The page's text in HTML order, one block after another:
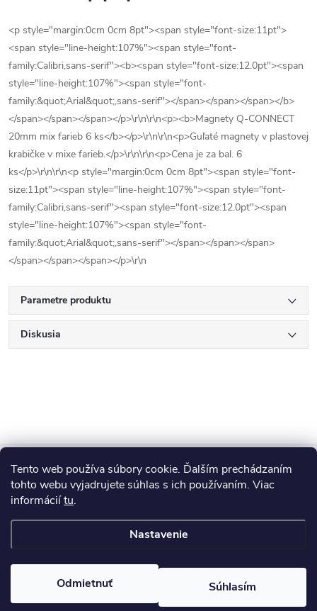
Tento web používa súbory cookie. Ďalším prechádzaním
tohto webu vyjadrujete súhlas s ich používaním. Viac
informáciítu.
Nastavenie
Odmietnuť Súhlasím
<p style="margin:0cm 0cm 8pt"><span style="font-size:11pt">
<span style="line-height:107%"><span style="font-
family:Calibri,sans-serif"><b><span style="font-size:12.0pt"><span
style="line-height:107%"><span style="font-
family:&quot;Arial&quot;,sans-serif"></span></span></span></b>
</span></span></span></p>\r\n\r\n<p><b>Magnety Q-CONNECT
20mm mix farieb 6 ks</b></p>\r\n\r\n<p>Guľaté magnety v plastovej
krabičke v mixe farieb.</p>\r\n\r\n<p>Cena je za bal. 6
ks</p>\r\n\r\n<p style="margin:0cm 0cm 8pt"><span style="font-
size:11pt"><span style="line-height:107%"><span style="font-
family:Calibri,sans-serif"><span style="font-size:12.0pt"><span
style="line-height:107%"><span style="font-
family:&quot;Arial&quot;,sans-serif"></span></span></span>
</span></span></span></p>\r\n
Parametre produktu
Diskusia
Z
á
p
ä
Blog
Informácie pre vás
. Všetky práva vyhradené.